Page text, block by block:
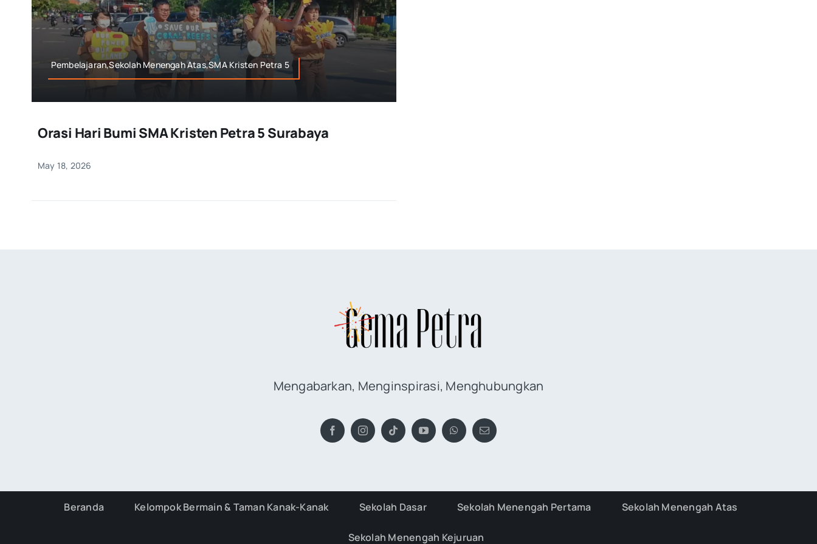
Pembelajaran,Sekolah Menengah Atas,SMA Kristen Petra 5
Orasi Hari Bumi SMA Kristen Petra 5 Surabaya
May 18, 2026
Mengabarkan, Menginspirasi, Menghubungkan
Beranda Kelompok Bermain & Taman Kanak-Kanak Sekolah Dasar Sekolah Menengah Pertama Sekolah Menengah Atas
Sekolah Menengah Kejuruan